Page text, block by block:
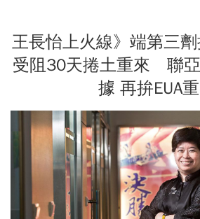
王長怡上火線》端第三
受阻30天捲土重來 聯
據 再拚EUA